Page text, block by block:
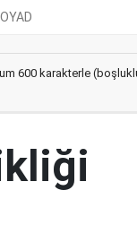
600 karakterle (boşluklu)